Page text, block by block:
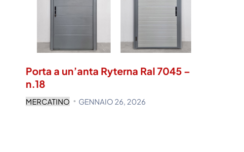
Porta a un’anta Ryterna Ral 7045 –
n.18
MERCATINO GENNAIO 26, 2026